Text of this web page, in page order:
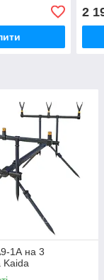
2
1А на 3
Kaida